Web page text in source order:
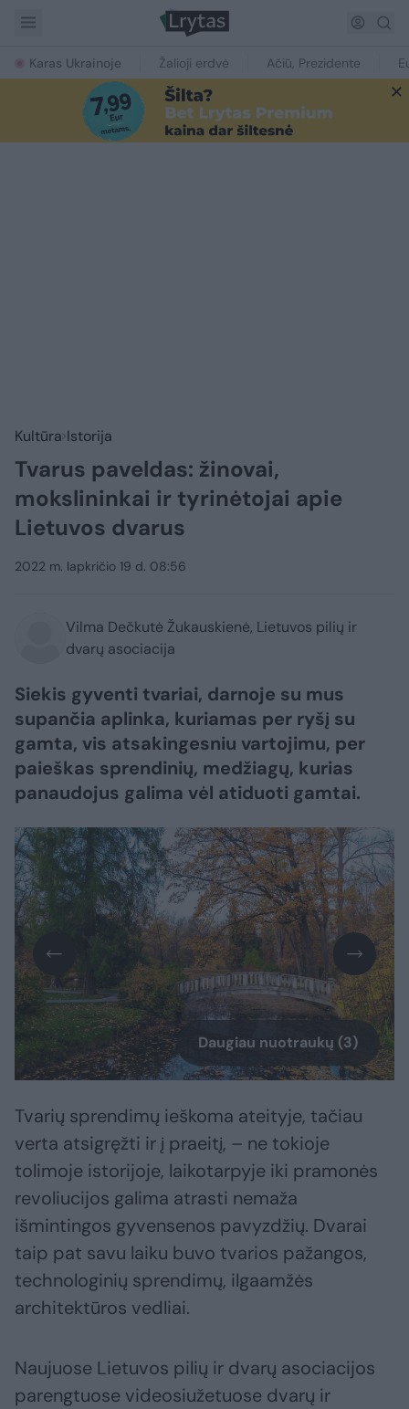
Karas Ukrainoje Žalioji erdvė Ačiū, Prezidente
Kultūra Istorija
Tvarus paveldas: žinovai,
mokslininkai ir tyrinėtojai apie
Lietuvos dvarus
2022 m. lapkričio 19 d. 08:56
Vilma Dečkutė Žukauskienė, Lietuvos pilių ir
dvarų asociacija
Siekis gyventi tvariai, darnoje su mus
supančia aplinka, kuriamas per ryšį su
gamta, vis atsakingesniu vartojimu, per
paieškas sprendinių, medžiagų, kurias
panaudojus galima vėl atiduoti gamtai.
Daugiau nuotraukų (3)
Tvarių sprendimų ieškoma ateityje, tačiau
verta atsigręžti ir į praeitį, – ne tokioje
tolimoje istorijoje, laikotarpyje iki pramonės
revoliucijos galima atrasti nemaža
išmintingos gyvensenos pavyzdžių. Dvarai
taip pat savu laiku buvo tvarios pažangos,
technologinių sprendimų, ilgaamžės
architektūros vedliai.
Naujuose Lietuvos pilių ir dvarų asociacijos
parengtuose videosiužetuose dvarų ir